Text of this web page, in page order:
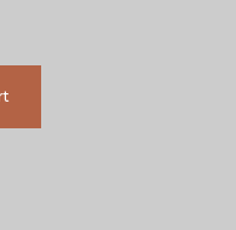
€ 19,25;
F O R M A T I E